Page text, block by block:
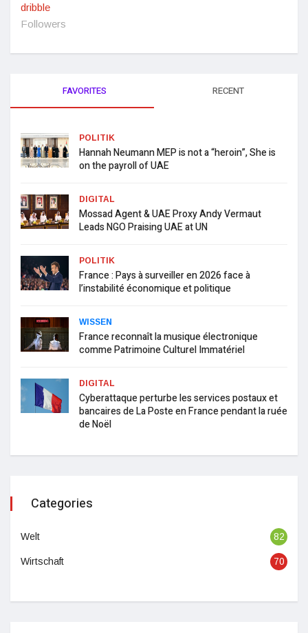
dribble
Followers
FAVORITES RECENT
POLITIK
Hannah Neumann MEP is not a “heroin”, She is
on the payroll of UAE
DIGITAL
Mossad Agent & UAE Proxy Andy Vermaut
Leads NGO Praising UAE at UN
POLITIK
France : Pays à surveiller en 2026 face à
l’instabilité économique et politique
WISSEN
France reconnaît la musique électronique
comme Patrimoine Culturel Immatériel
DIGITAL
Cyberattaque perturbe les services postaux et
bancaires de La Poste en France pendant la ruée
de Noël
Categories
Welt 82
Wirtschaft 70